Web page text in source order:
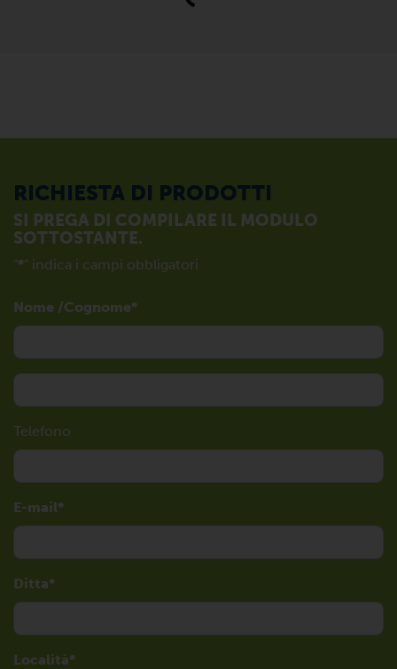
RICHIESTA DI PRODOTTI
SI PREGA DI COMPILARE IL MODULO
SOTTOSTANTE.
"*" indica i campi obbligatori
Nome /Cognome
Telefono
E-mail
Ditta
Località